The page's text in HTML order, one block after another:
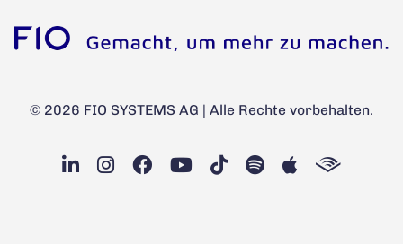
© 2026 FIO SYSTEMS AG | Alle Rechte vorbehalten.